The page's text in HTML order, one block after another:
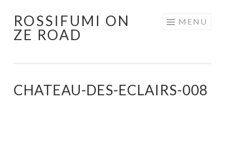
Aller
au
ROSSIFUMI ON
ZE ROAD
MENU
CHATEAU-DES-ECLAIRS-008